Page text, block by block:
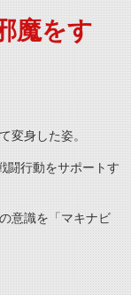
魔をす
変身した姿。
闘行動をサポートす
意識を「マキナビ